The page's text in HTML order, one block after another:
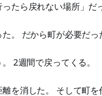
たら戻れない場所」だ
。 だから町が必要だっ
2週間で戻ってくる。
を消した。 そして町を